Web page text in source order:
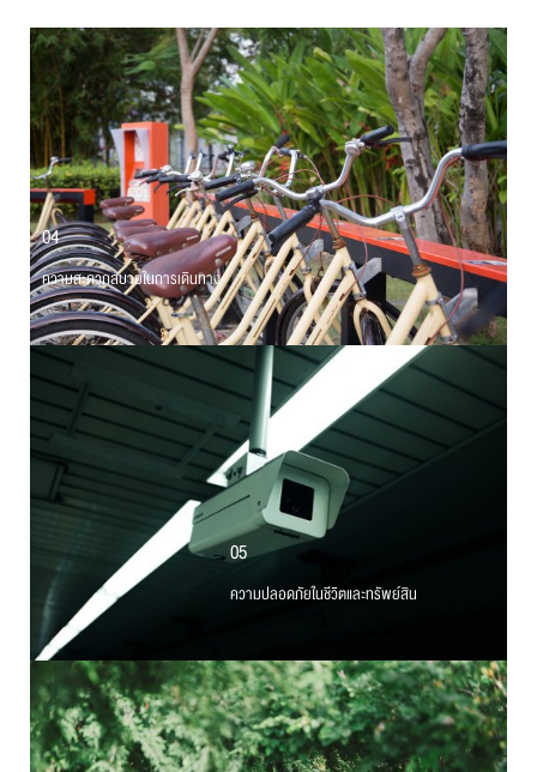
04
ความสะดวกสบายในการเดินทาง
05
ความปลอดภัยในชีวิตและทรัพย์สิน